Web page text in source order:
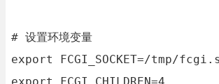
# 设置环境变量
export FCGI_SOCKET=/tmp/